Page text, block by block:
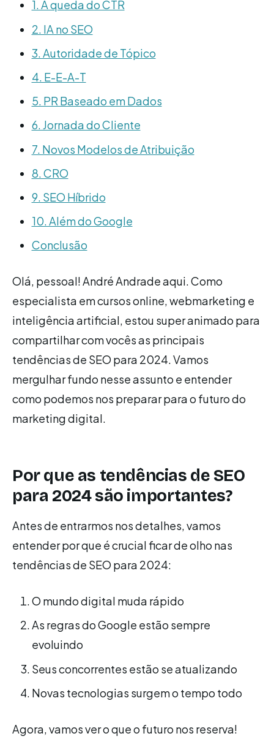
1. A queda do CTR
2. IA no SEO
3. Autoridade de Tópico
4. E-E-A-T
5. PR Baseado em Dados
6. Jornada do Cliente
7. Novos Modelos de Atribuição
8. CRO
9. SEO Híbrido
10. Além do Google
Conclusão
Olá, pessoal! André Andrade aqui. Como
especialista em cursos online, webmarketing e
inteligência artificial, estou super animado para
compartilhar com vocês as principais
tendências de SEO para 2024. Vamos
mergulhar fundo nesse assunto e entender
como podemos nos preparar para o futuro do
marketing digital.
Por que as tendências de SEO
para 2024 são importantes?
Antes de entrarmos nos detalhes, vamos
entender por que é crucial ficar de olho nas
tendências de SEO para 2024:
O mundo digital muda rápido
As regras do Google estão sempre
evoluindo
Seus concorrentes estão se atualizando
Novas tecnologias surgem o tempo todo
Agora, vamos ver o que o futuro nos reserva!